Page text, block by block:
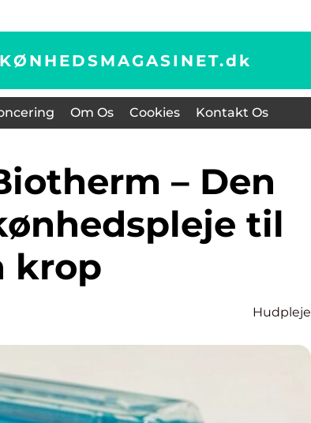
dk
Om Os Cookies Kontakt Os
til
krop
Hudpleje